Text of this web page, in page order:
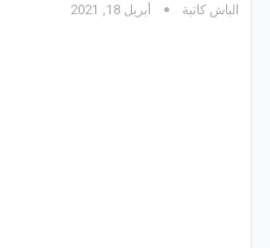
الباش كاتبة أبريل 18, 2021